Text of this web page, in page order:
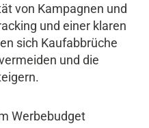
von Kampagnen und
und einer klaren
sich Kaufabbrüche
und die
Werbebudget